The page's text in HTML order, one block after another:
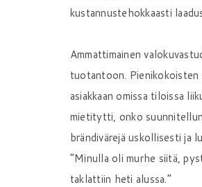
kustannustehokkaasti
Ammattimainen
tuotantoon.
asiakkaan omissa tiloissa
mietitytti, onko
brändivärejä uskollisesti ja
”Minulla oli murhe siitä,
taklattiin heti alussa.”